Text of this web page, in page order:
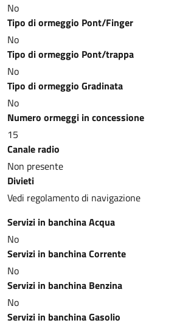
No
Tipo di ormeggio Pont/Finger
No
Tipo di ormeggio Pont/trappa
No
Tipo di ormeggio Gradinata
No
Numero ormeggi in concessione
15
Canale radio
Non presente
Divieti
Vedi regolamento di navigazione
Servizi in banchina Acqua
No
Servizi in banchina Corrente
No
Servizi in banchina Benzina
No
Servizi in banchina Gasolio